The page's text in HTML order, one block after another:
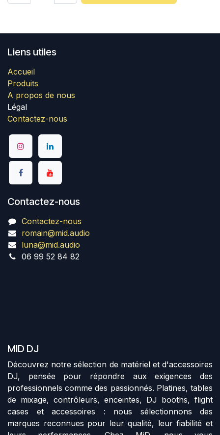
Liens utiles
Accueil
Produits
A propos de nous
Légal
Contactez-nous
Contactez-nous
Contactez-nous
romain@mid.audio
luna@mid.audio
06 99 52 84 82
MID DJ
Découvrez notre sélection de matériel et d'accessoires
DJ, pensée pour répondre aux exigences des
professionnels comme des passionnés. Platines, tables
de mixage, contrôleurs, enceintes, DJ booths, flight
cases et accessoires : nous sélectionnons des
marques reconnues pour leur qualité, leur fiabilité et